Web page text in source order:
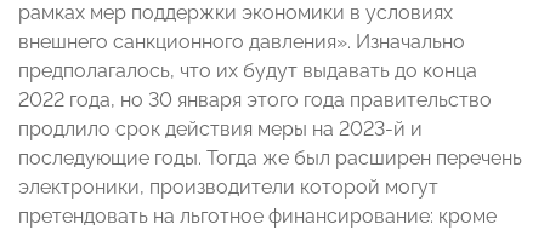
рамках мер поддержки экономики в условиях
внешнего санкционного давления». Изначально
предполагалось, что их будут выдавать до конца
2022 года, но 30 января этого года правительство
продлило срок действия меры на 2023-й и
последующие годы. Тогда же был расширен перечень
электроники, производители которой могут
претендовать на льготное финансирование: кроме